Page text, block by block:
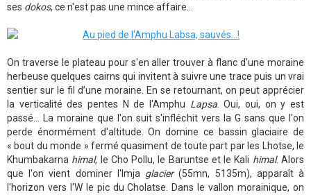
ses dokos, ce n'est pas une mince affaire...
On traverse le plateau pour s'en aller trouver à flanc d'une moraine
herbeuse quelques cairns qui invitent à suivre une trace puis un vrai
sentier sur le fil d’une moraine. En se retournant, on peut apprécier
la verticalité des pentes N de l'Amphu Lapsa. Oui, oui, on y est
passé... La moraine que l'on suit s'infléchit vers la G sans que l'on
perde énormément d'altitude. On domine ce bassin glaciaire de
« bout du monde » fermé quasiment de toute part par les Lhotse, le
Khumbakarna himal, le Cho Pollu, le Baruntse et le Kali himal. Alors
que l'on vient dominer l'Imja glacier(55mn, 5135m), apparaît à
l'horizon vers l'W le pic du Cholatse. Dans le vallon morainique, on